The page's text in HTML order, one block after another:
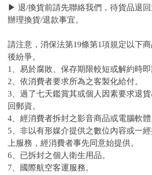
▶ 退/換貨前請先聯絡我們，待貨品退
辦理換貨/退款事宜。
請注意，消保法第19條第1項規定以下
後紛爭。
1、易於腐敗、保存期限較短或解約時即
2、依消費者要求所為之客製化給付。
3、過了七天鑑賞其或個人因素要求退
回郵資。
4、經消費者拆封之影音商品或電腦軟體
5、非以有形媒介提供之數位內容或一
上服務，經消費者事先同意始提供。
6、已拆封之個人衛生用品。
7、國際航空客運服務。